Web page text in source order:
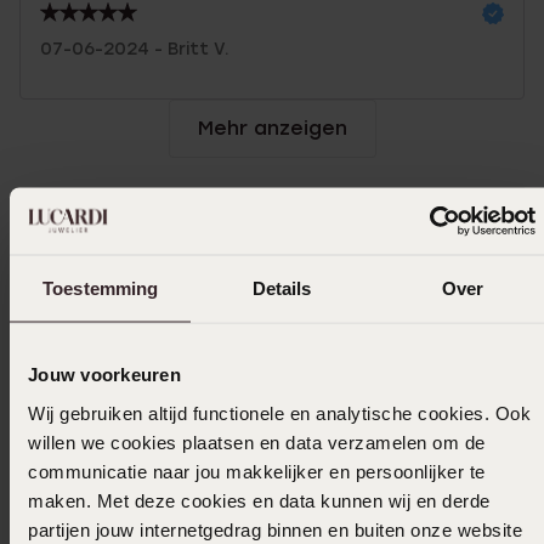
Toestemming Details Over
Jouw voorkeuren
Wij gebruiken altijd functionele en analytische cookies. Ook
willen we cookies plaatsen en data verzamelen om de
communicatie naar jou makkelijker en persoonlijker te
maken. Met deze cookies en data kunnen wij en derde
partijen jouw internetgedrag binnen en buiten onze website
07-06-2024 - Britt V.
Mehr anzeigen
Das könnte dir gefallen